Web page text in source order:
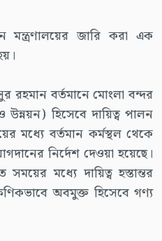
জারি করা এক
রহমান বর্তমানে মোংলা বন্দর
হিসেবে দায়িত্ব পালন
মধ্যে বর্তমান কর্মস্থল থেকে
নির্দেশ দেওয়া হয়েছে।
মধ্যে দায়িত্ব হস্তান্তর
অবমুক্ত হিসেবে গণ্য